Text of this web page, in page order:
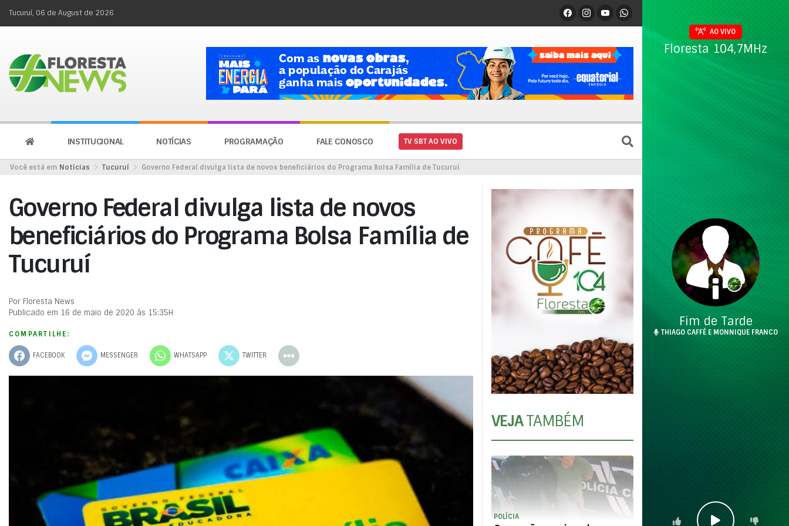
Tucuruí, 06 de August de 2026
INSTITUCIONAL NOTÍCIAS PROGRAMAÇÃO FALE CONOSCO TV SBT AO VIVO
Você está em Notícias Tucuruí Governo Federal divulga lista de novos beneficiários do Programa Bolsa Família de Tucuruí
Governo Federal divulga lista de novos
beneficiários do Programa Bolsa Família de
Tucuruí
Por Floresta News
Publicado em 16 de maio de 2020 às 15:35H
COMPARTILHE:
FACEBOOK MESSENGER WHATSAPP TWITTER
VEJATAMBÉM
POLÍCIA
AO VIVO
Floresta 104,7MHz
Fim de Tarde
THIAGO CAFFÉ E MONNIQUE FRANCO